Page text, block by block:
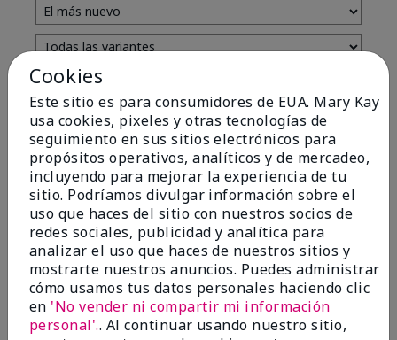
Evaluado por 13 clientes
5
Yeh! I really works
EnviadoHace 4 meses
porChar
deDetroit, Mi
Evaluado en
marykay.com/en-us/
I ski all winter and since adding this to my progam
Cookies
Este sitio es para consumidores de EUA. Mary Kay
usa cookies, pixeles y otras tecnologías de
seguimiento en sus sitios electrónicos para
propósitos operativos, analíticos y de mercadeo,
incluyendo para mejorar la experiencia de tu
sitio. Podríamos divulgar información sobre el
uso que haces del sitio con nuestros socios de
redes sociales, publicidad y analítica para
analizar el uso que haces de nuestros sitios y
mostrarte nuestros anuncios. Puedes administrar
cómo usamos tus datos personales haciendo clic
en 'No vender ni compartir mi información
personal'.. Al continuar usando nuestro sitio,